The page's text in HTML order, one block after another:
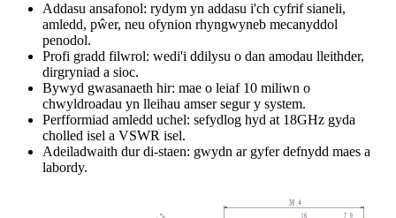
Addasu ansafonol: rydym yn addasu i'ch cyfrif sianeli,
amledd, pŵer, neu ofynion rhyngwyneb mecanyddol
penodol.
Profi gradd filwrol: wedi'i ddilysu o dan amodau lleithder,
dirgryniad a sioc.
Bywyd gwasanaeth hir: mae o leiaf 10 miliwn o
chwyldroadau yn lleihau amser segur y system.
Perfformiad amledd uchel: sefydlog hyd at 18GHz gyda
cholled isel a VSWR isel.
Adeiladwaith dur di-staen: gwydn ar gyfer defnydd maes a
labordy.